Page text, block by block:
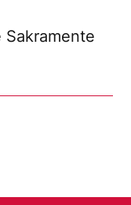
Sakramente